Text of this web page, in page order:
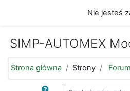
Nie jesteś
SIMP-AUTOMEX
Strona główna Strony
Szukaj w forach